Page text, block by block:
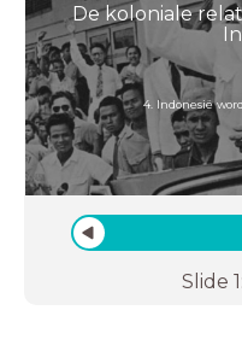
De koloniale
4. Indonesië
Slide 1